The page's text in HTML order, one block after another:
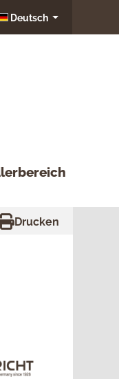
Deutsch
Drucken